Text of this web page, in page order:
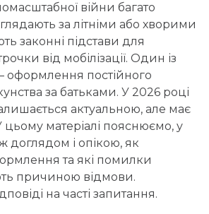
війни багато
за літніми або хворими
законні підстави для
від мобілізації. Один із
оформлення постійного
за батьками. У 2026 році
актуальною, але має
цьому матеріалі пояснюємо, у
доглядом і опікою, як
та які помилки
причиною відмови.
на часті запитання.